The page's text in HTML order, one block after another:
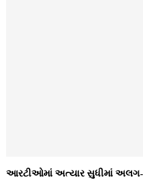
આરટીઓમાં અત્યાર સુધીમાં